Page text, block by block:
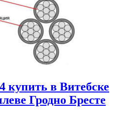
в Витебске
Гродно Бресте